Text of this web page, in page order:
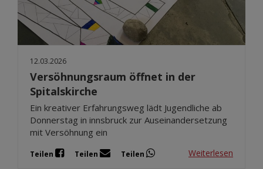
12.03.2026
Versöhnungsraum öffnet in der
Spitalskirche
Ein kreativer Erfahrungsweg lädt Jugendliche ab
Donnerstag in innsbruck zur Auseinandersetzung
mit Versöhnung ein
Teilen Teilen Teilen Weiterlesen